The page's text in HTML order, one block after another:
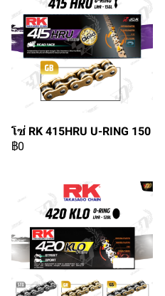
โซ่ RK 415HRU U-RING 150
฿0